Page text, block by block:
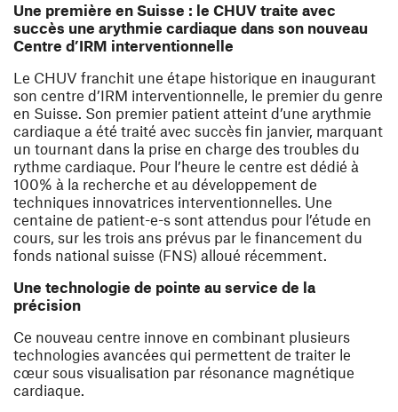
Une première en Suisse : le CHUV traite avec
succès une arythmie cardiaque dans son nouveau
Centre d’IRM interventionnelle
Le CHUV franchit une étape historique en inaugurant
son centre d’IRM interventionnelle, le premier du genre
en Suisse. Son premier patient atteint d’une arythmie
cardiaque a été traité avec succès fin janvier, marquant
un tournant dans la prise en charge des troubles du
rythme cardiaque. Pour l’heure le centre est dédié à
100% à la recherche et au développement de
techniques innovatrices interventionnelles. Une
centaine de patient-e-s sont attendus pour l’étude en
cours, sur les trois ans prévus par le financement du
fonds national suisse (FNS) alloué récemment.
Une technologie de pointe au service de la
précision
Ce nouveau centre innove en combinant plusieurs
technologies avancées qui permettent de traiter le
cœur sous visualisation par résonance magnétique
cardiaque.